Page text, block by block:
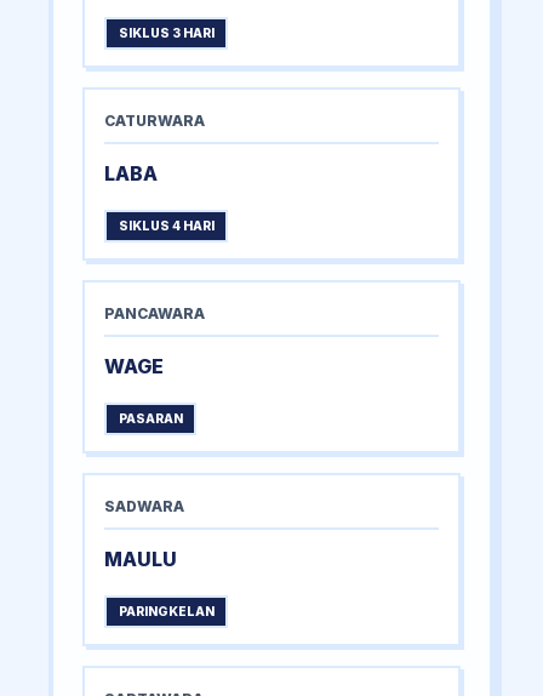
SIKLUS 3 HARI
CATURWARA
LABA
SIKLUS 4 HARI
PANCAWARA
WAGE
PASARAN
SADWARA
MAULU
PARINGKELAN